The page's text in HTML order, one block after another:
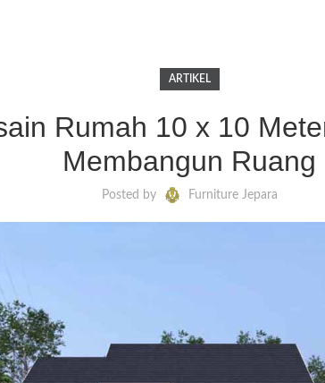
ARTIKEL
Rumah 10 x 10
Membangun Ruang
Posted by Furniture Jepara